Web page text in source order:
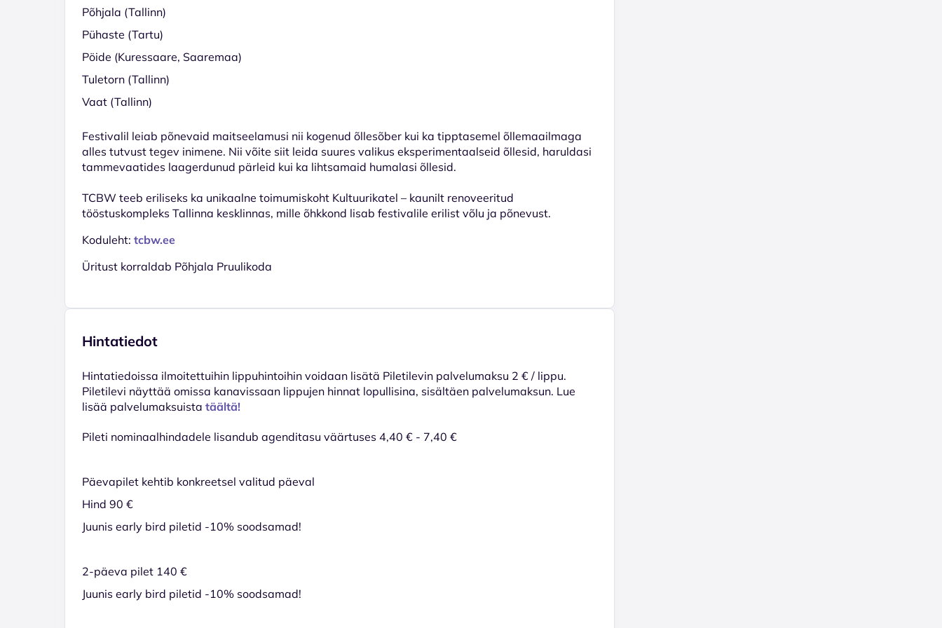
Põhjala (Tallinn)
Pühaste (Tartu)
Pöide (Kuressaare, Saaremaa)
Tuletorn (Tallinn)
Vaat (Tallinn)
Festivalil leiab põnevaid maitseelamusi nii kogenud õllesõber kui ka tipptasemel õllemaailmaga
alles tutvust tegev inimene. Nii võite siit leida suures valikus eksperimentaalseid õllesid, haruldasi
tammevaatides laagerdunud pärleid kui ka lihtsamaid humalasi õllesid.
TCBW teeb eriliseks ka unikaalne toimumiskoht Kultuurikatel – kaunilt renoveeritud
tööstuskompleks Tallinna kesklinnas, mille õhkkond lisab festivalile erilist võlu ja põnevust.
Koduleht: tcbw.ee
Üritust korraldab Põhjala Pruulikoda
Hintatiedot
Hinta­tiedoissa ilmoitettuihin lippuhintoihin voidaan lisätä Piletilevin palvelumaksu 2 € / lippu.
Piletilevi näyttää omissa kanavissaan lippujen hinnat lopullisina, sisältäen palvelumaksun. Lue
lisää palvelumaksuista täältä!
Pileti nominaalhindadele lisandub agenditasu väärtuses 4,40 € - 7,40 €
Päevapilet kehtib konkreetsel valitud päeval
Hind 90 €
Juunis early bird piletid -10% soodsamad!
2-päeva pilet 140 €
Juunis early bird piletid -10% soodsamad!